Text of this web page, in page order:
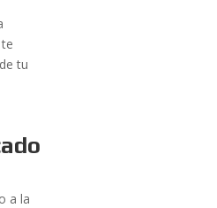
tu
a la